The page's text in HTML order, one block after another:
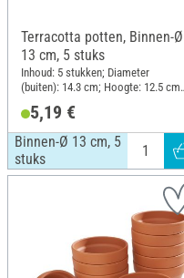
Terracotta potten, Binnen-Ø
13 cm, 5 stuks
Inhoud: 5 stukken; Diameter
(buiten): 14.3 cm; Hoogte: 12.5 cm;
5,19 €
Binnen-Ø 13 cm, 5
stuks